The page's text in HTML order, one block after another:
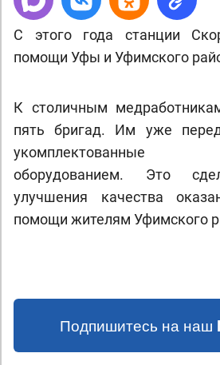
С этого года станции
помощи Уфы и Уфимского
К столичным
пять бригад. Им уже
укомплектованные
оборудованием. Это
улучшения качества
помощи жителям Уфимского
Подпишитесь на наш